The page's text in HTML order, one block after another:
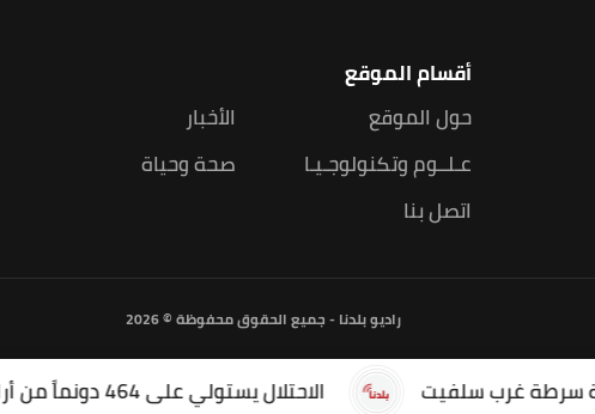
الاحتلال يستولي على 464 دونماً من أراضي سنجل شمال رام الله غرب سلفيت
أقسام الموقع
حول الموقع
الأخبار
عـلــوم وتكنولوجـيـا
صحة وحياة
اتصل بنا
راديو بلدنا - جميع الحقوق محفوظة © 2026